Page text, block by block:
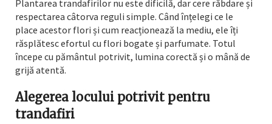
Plantarea trandafirilor nu este dificilă, dar cere răbdare și
respectarea câtorva reguli simple. Când înțelegi ce le
place acestor flori și cum reacționează la mediu, ele îți
răsplătesc efortul cu flori bogate și parfumate. Totul
începe cu pământul potrivit, lumina corectă și o mână de
grijă atentă.
Alegerea locului potrivit pentru
trandafiri